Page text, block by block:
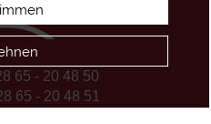
65 - 20 48 50
65 - 20 48 51